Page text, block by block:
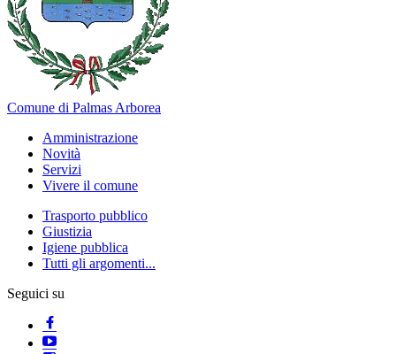
Comune di Palmas Arborea
Amministrazione
Novità
Servizi
Vivere il comune
Trasporto pubblico
Giustizia
Igiene pubblica
Tutti gli argomenti...
Seguici su